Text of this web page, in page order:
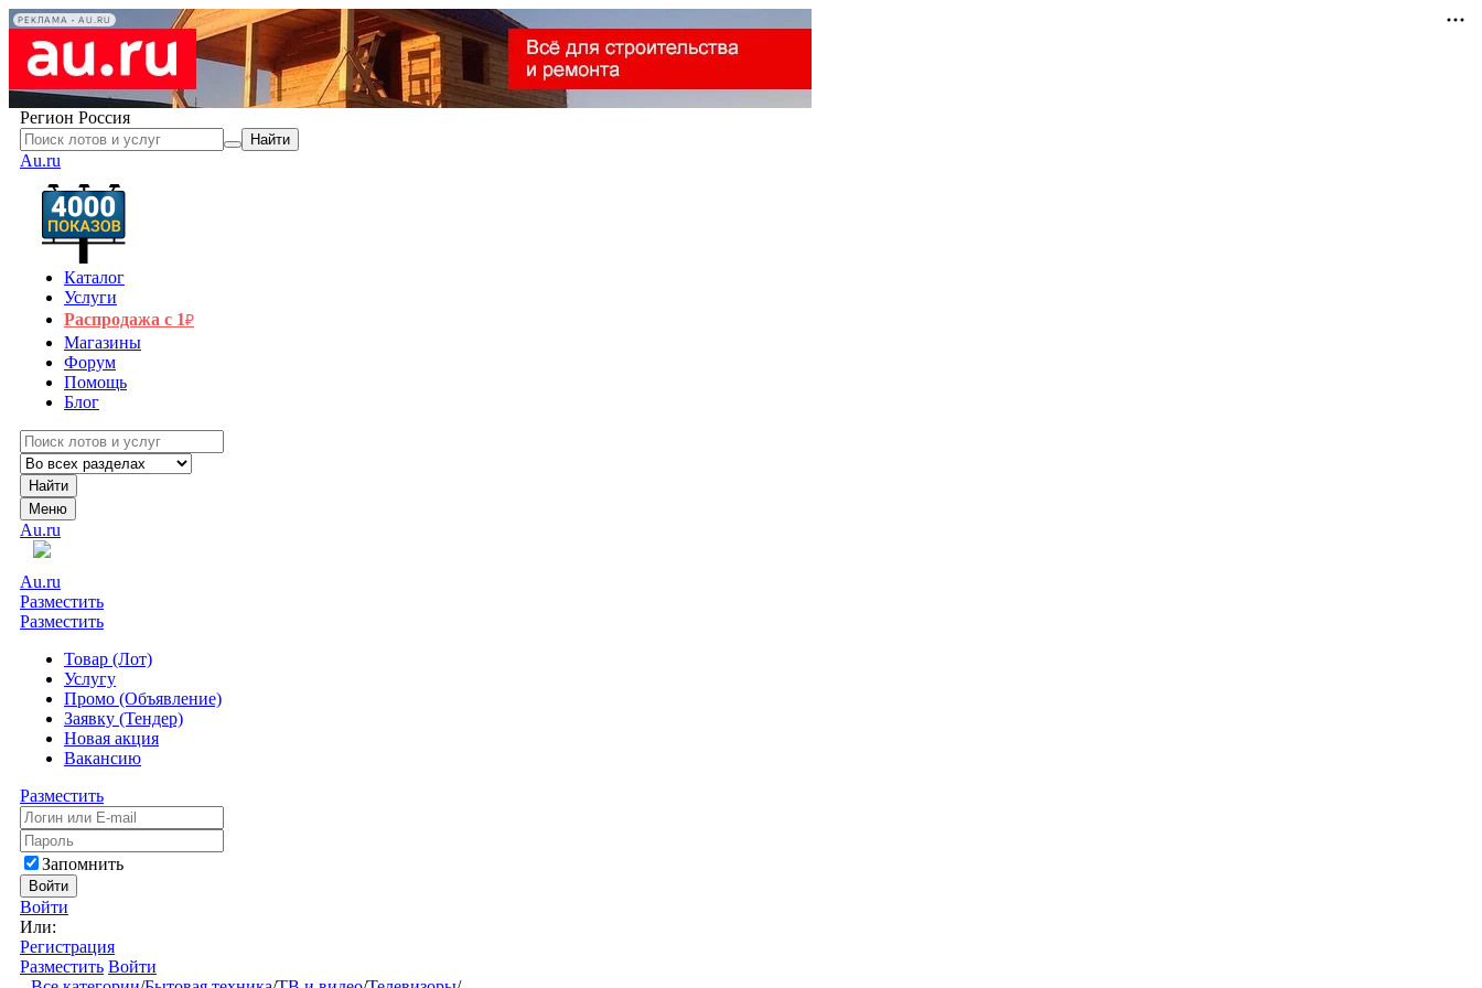
РЕКЛАМА • AU.RU
Регион Россия
Найти
Au.ru
Каталог
Услуги
Распродажа с 1₽
Магазины
Форум
Помощь
Блог
Найти
Меню
Au.ru
Au.ru
Разместить
Разместить
Товар (Лот)
Услугу
Промо (Объявление)
Заявку (Тендер)
Новая акция
Вакансию
Разместить
Запомнить
Войти
Войти
Или:
Регистрация
Разместить Войти